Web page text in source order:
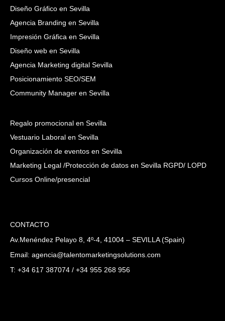
Diseño Gráfico en Sevilla
Agencia Branding en Sevilla
Impresión Gráfica en Sevilla
Diseño web en Sevilla
Agencia Marketing digital Sevilla
Posicionamiento SEO/SEM
Community Manager en Sevilla
Regalo promocional en Sevilla
Vestuario Laboral en Sevilla
Organización de eventos en Sevilla
Marketing Legal /Protección de datos en Sevilla RGPD/ LOPD
Cursos Online/presencial
CONTACTO
Av.Menéndez Pelayo 8, 4º-4, 41004 – SEVILLA (Spain)
Email: agencia@talentomarketingsolutions.com
T: +34 617 387074 / +34 955 268 956